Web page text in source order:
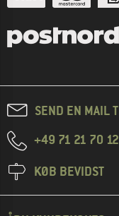
SEND EN MAIL
+49 71 21 70
KØB BEVIDST